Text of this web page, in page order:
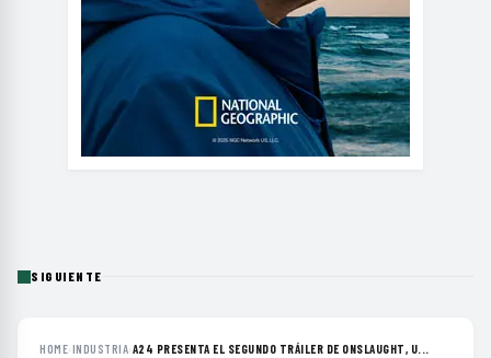
SIGUIENTE
HOME›INDUSTRIA›A24 PRESENTA EL SEGUNDO TRÁILER DE ONSLAUGHT, U...